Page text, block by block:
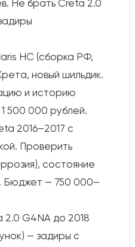
Не брать Creta 2.0
HC (сборка РФ,
новый шильдик.
и историю
500 000 рублей.
2016–2017 с
Проверить
состояние
Бюджет — 750 000–
2.0 G4NA до 2018
— задиры с